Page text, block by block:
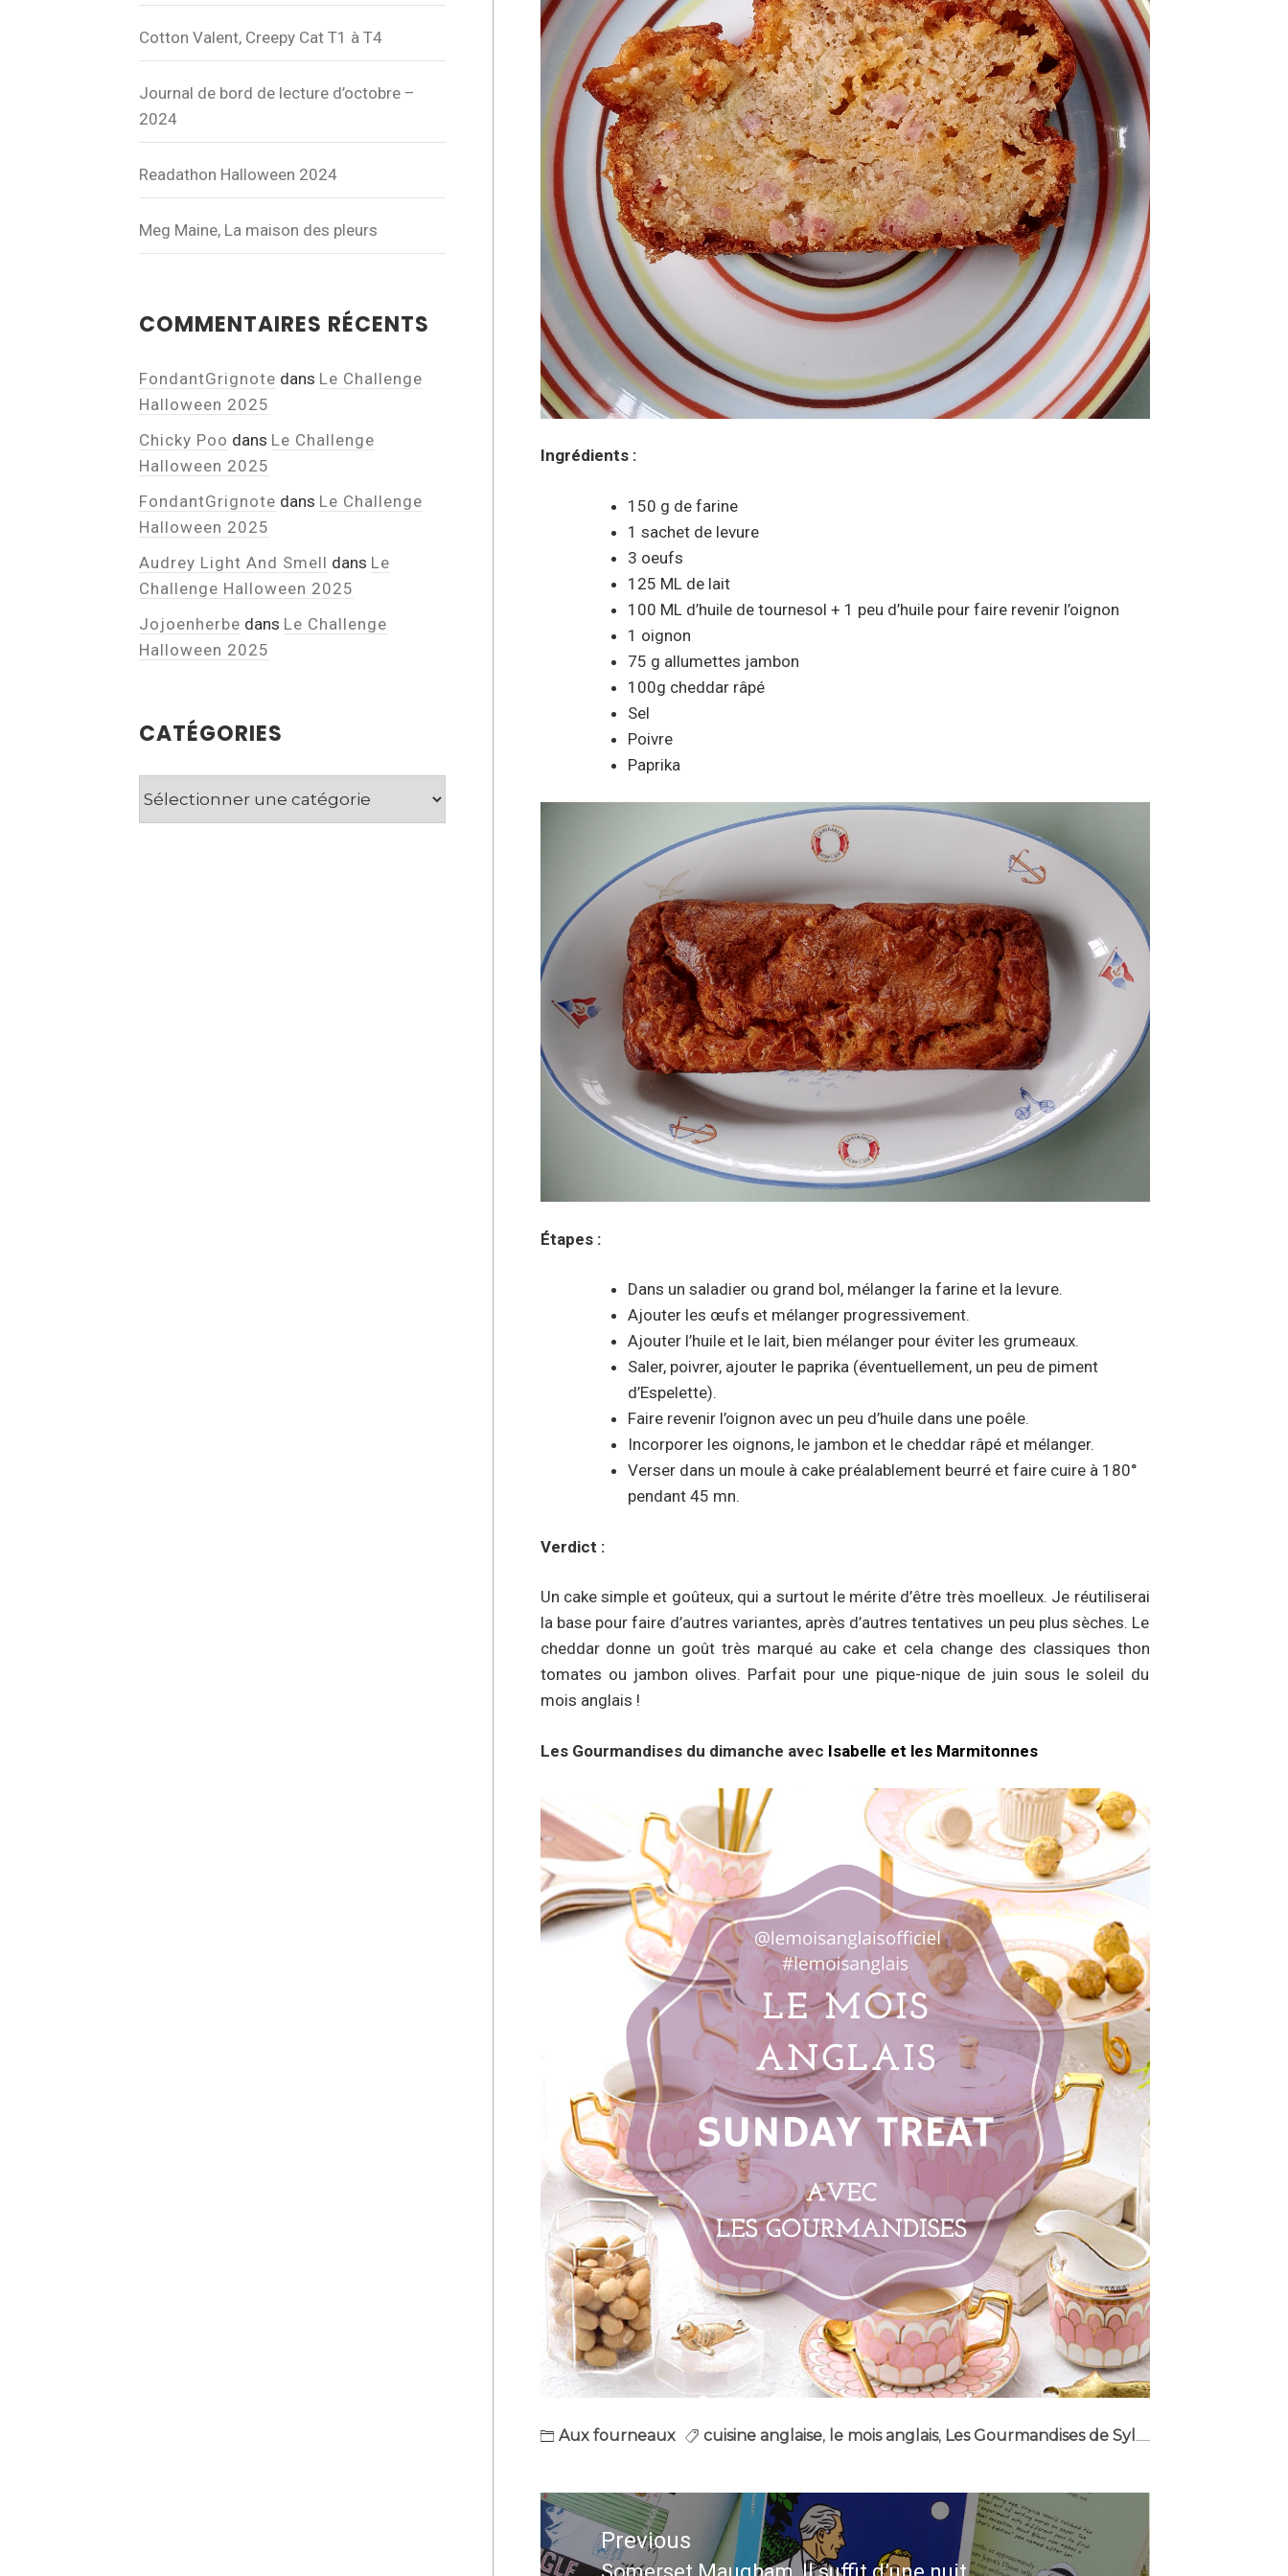
Ingrédients :
150 g de farine
1 sachet de levure
3 oeufs
125 ML de lait
100 ML d’huile de tournesol + 1 peu d’huile pour faire revenir l’oignon
1 oignon
75 g allumettes jambon
100g cheddar râpé
Sel
Poivre
Paprika
Étapes :
Dans un saladier ou grand bol, mélanger la farine et la levure.
Ajouter les œufs et mélanger progressivement.
Ajouter l’huile et le lait, bien mélanger pour éviter les grumeaux.
Saler, poivrer, ajouter le paprika (éventuellement, un peu de piment
d’Espelette).
Faire revenir l’oignon avec un peu d’huile dans une poêle.
Incorporer les oignons, le jambon et le cheddar râpé et mélanger.
Verser dans un moule à cake préalablement beurré et faire cuire à 180°
pendant 45 mn.
Verdict :
Un cake simple et goûteux, qui a surtout le mérite d’être très moelleux. Je réutiliserai
la base pour faire d’autres variantes, après d’autres tentatives un peu plus sèches. Le
cheddar donne un goût très marqué au cake et cela change des classiques thon
tomates ou jambon olives. Parfait pour une pique-nique de juin sous le soleil du
mois anglais !
Les Gourmandises du dimanche avec Isabelle et les Marmitonnes
Aux fourneaux cuisine anglaise, le mois anglais, Les Gourmandises de Syl
Navigation
de
Previous
Cotton Valent, Creepy Cat T1 à T4
Journal de bord de lecture d’octobre –
2024
Readathon Halloween 2024
Meg Maine, La maison des pleurs
COMMENTAIRES RÉCENTS
FondantGrignote dans Le Challenge
Halloween 2025
Chicky Poo dans Le Challenge
Halloween 2025
FondantGrignote dans Le Challenge
Halloween 2025
Audrey Light And Smell dans Le
Challenge Halloween 2025
Jojoenherbe dans Le Challenge
Halloween 2025
CATÉGORIES
Catégories